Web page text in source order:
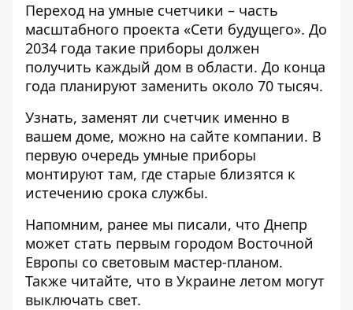
Переход на умные счетчики – часть
масштабного проекта «Сети будущего». До
2034 года такие приборы должен
получить каждый дом в области. До конца
года планируют заменить около 70 тысяч.
Узнать, заменят ли счетчик именно в
вашем доме, можно на сайте компании. В
первую очередь умные приборы
монтируют там, где старые близятся к
истечению срока службы.
Напомним, ранее мы писали, что Днепр
может стать первым городом Восточной
Европы со световым мастер-планом.
Также читайте, что в Украине летом могут
выключать свет.